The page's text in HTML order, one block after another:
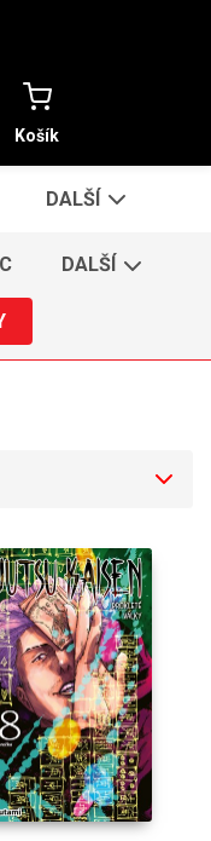
Košík
DALŠÍ
DALŠÍ